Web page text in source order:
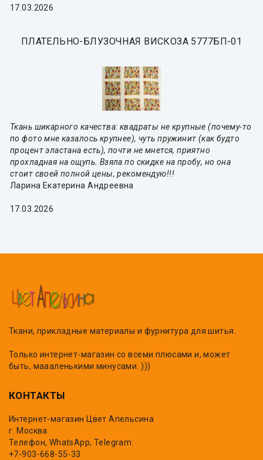
17.03.2026
ПЛАТЕЛЬНО-БЛУЗОЧНАЯ ВИСКОЗА 5777БП-01
Ткань шикарного качества: квадраты не крупные (почему-то
по фото мне казалось крупнее), чуть пружинит (как будто
процент эластана есть), почти не мнется, приятно
прохладная на ощупь. Взяла по скидке на пробу, но она
стоит своей полной цены, рекомендую!!!
Ларина Екатерина Андреевна
17.03.2026
Ткани, прикладные материалы и фурнитура для шитья.
Только интернет-магазин со всеми плюсами и, может
быть, маааленькими минусами. )))
КОНТАКТЫ
Интернет-магазин Цвет Апельсина
г. Москва
Телефон, WhatsApp, Telegram:
+7-903-668-55-33